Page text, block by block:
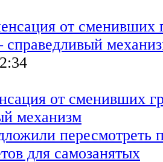
от сменивших
механизм